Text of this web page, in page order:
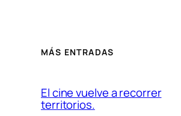
MÁS ENTRADAS
El cine vuelve a recorrer
territorios.